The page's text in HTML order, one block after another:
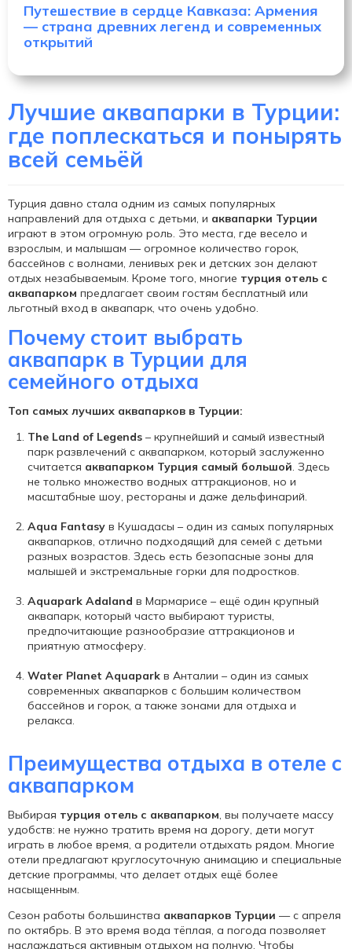
Путешествие в сердце Кавказа: Армения
— страна древних легенд и современных
открытий
Лучшие аквапарки в Турции:
где поплескаться и понырять
всей семьёй
Турция давно стала одним из самых популярных
направлений для отдыха с детьми, и аквапарки Турции
играют в этом огромную роль. Это места, где весело и
взрослым, и малышам — огромное количество горок,
бассейнов с волнами, ленивых рек и детских зон делают
отдых незабываемым. Кроме того, многие турция отель с
аквапарком предлагает своим гостям бесплатный или
льготный вход в аквапарк, что очень удобно.
Почему стоит выбрать
аквапарк в Турции для
семейного отдыха
Топ самых лучших аквапарков в Турции:
The Land of Legends – крупнейший и самый известный
парк развлечений с аквапарком, который заслуженно
считается аквапарком Турция самый большой. Здесь
не только множество водных аттракционов, но и
масштабные шоу, рестораны и даже дельфинарий.
Aqua Fantasy в Кушадасы – один из самых популярных
аквапарков, отлично подходящий для семей с детьми
разных возрастов. Здесь есть безопасные зоны для
малышей и экстремальные горки для подростков.
Aquapark Adaland в Мармарисе – ещё один крупный
аквапарк, который часто выбирают туристы,
предпочитающие разнообразие аттракционов и
приятную атмосферу.
Water Planet Aquapark в Анталии – один из самых
современных аквапарков с большим количеством
бассейнов и горок, а также зонами для отдыха и
релакса.
Преимущества отдыха в отеле с
аквапарком
Выбирая турция отель с аквапарком, вы получаете массу
удобств: не нужно тратить время на дорогу, дети могут
играть в любое время, а родители отдыхать рядом. Многие
отели предлагают круглосуточную анимацию и специальные
детские программы, что делает отдых ещё более
насыщенным.
Сезон работы большинства аквапарков Турции — с апреля
по октябрь. В это время вода тёплая, а погода позволяет
наслаждаться активным отдыхом на полную. Чтобы